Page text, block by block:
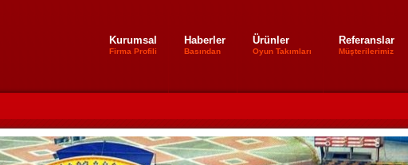
Kurumsal
Firma Profili
Haberler
Basından
Ürünler
Oyun Takımları
Referanslar
Müşterilerimiz